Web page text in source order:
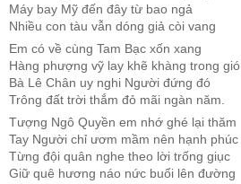
Máy bay Mỹ đến đây từ bao ngả
Nhiều con tàu vẫn dóng giả còi vang
Em có về cùng Tam Bạc xốn xang
Hàng phượng vỹ lay khẽ khàng trong gió
Bà Lê Chân uy nghi Người đứng đó
Trông đất trời thắm đỏ mãi ngàn năm.
Tượng Ngô Quyền em nhớ ghé lại thăm
Tay Người chỉ ươm mầm nên hạnh phúc
Từng đội quân nghe theo lời trống giục
Giữ quê hương náo nức buổi lên đường